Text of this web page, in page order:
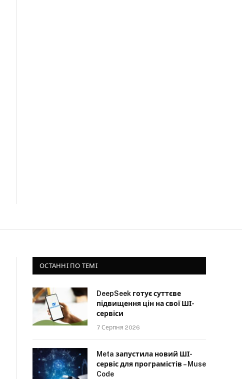
ОСТАННІ ПО ТЕМІ
DeepSeek готує суттєве
підвищення цін на свої ШІ-
сервіси
7 Серпня 2026
Meta запустила новий ШІ-
сервіс для програмістів – Muse
Code